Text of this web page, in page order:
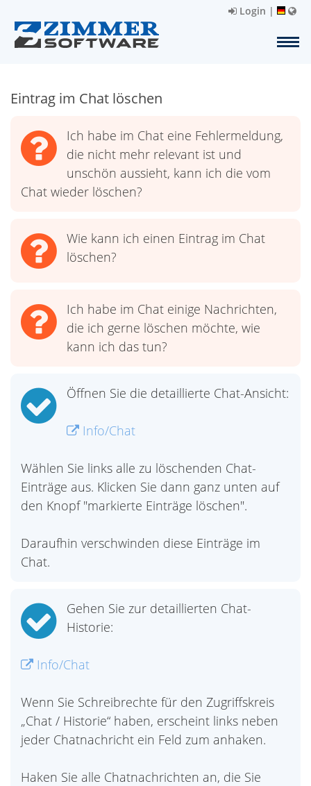
Login |
Eintrag im Chat löschen
Ich habe im Chat eine Fehlermeldung,
die nicht mehr relevant ist und
unschön aussieht, kann ich die vom
Chat wieder löschen?
Wie kann ich einen Eintrag im Chat
löschen?
Ich habe im Chat einige Nachrichten,
die ich gerne löschen möchte, wie
kann ich das tun?
Öffnen Sie die detaillierte Chat-Ansicht:
Info/Chat
Wählen Sie links alle zu löschenden Chat-
Einträge aus. Klicken Sie dann ganz unten auf
den Knopf "markierte Einträge löschen".
Daraufhin verschwinden diese Einträge im
Chat.
Gehen Sie zur detaillierten Chat-
Historie:
Info/Chat
Wenn Sie Schreibrechte für den Zugriffskreis
„Chat / Historie“ haben, erscheint links neben
jeder Chatnachricht ein Feld zum anhaken.
Haken Sie alle Chatnachrichten an, die Sie